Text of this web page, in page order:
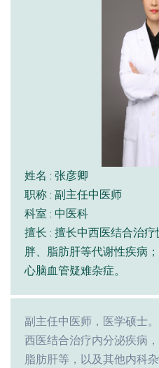
姓名 : 张彦卿
职称 : 副主任中医师
科室 : 中医科
擅长 : 擅长中西医结合治
胖、脂肪肝等代谢性疾病
心脑血管疑难杂症。
副主任中医师，医学硕士
西医结合治疗内分泌疾病
脂肪肝等，以及其他内科